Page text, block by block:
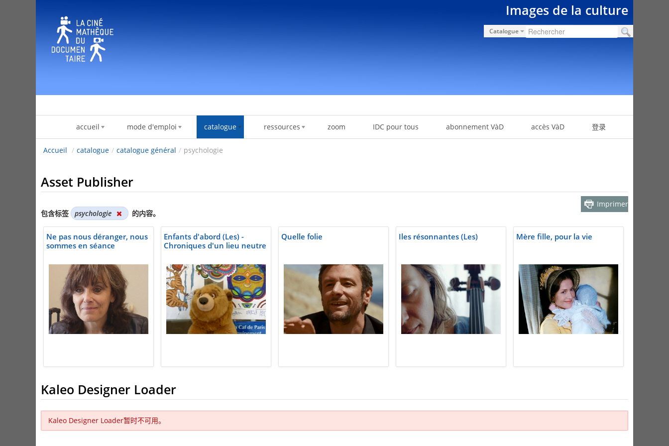
Images de la culture
Catalogue
accueil mode d'emploi catalogue ressources zoom IDC pour tous abonnement VàD accès VàD 登录
Accueil / catalogue / catalogue général / psychologie
Asset Publisher
包含标签 psychologie 的内容。
Imprimer
Ne pas nous déranger, nous
sommes en séance
Enfants d'abord (Les) -
Chroniques d'un lieu neutre
Quelle folie Iles résonnantes (Les) Mère fille, pour la vie
Kaleo Designer Loader
Kaleo Designer Loader暂时不可用。